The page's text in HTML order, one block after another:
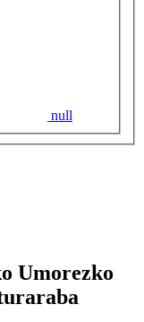
null
Umorezko